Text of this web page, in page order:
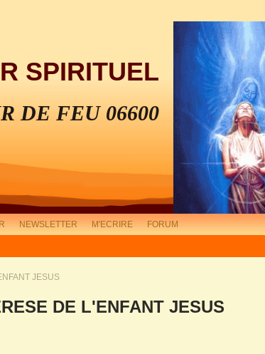
SPIRITUEL
DE FEU 06600
NEWSLETTER M'ECRIRE FORUM
JESUS
DE L'ENFANT JESUS